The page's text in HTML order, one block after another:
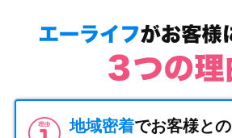
地域密着でお客様との